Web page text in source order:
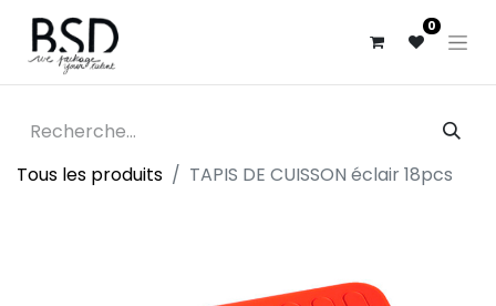
0
Tous les produits TAPIS DE CUISSON éclair 18pcs